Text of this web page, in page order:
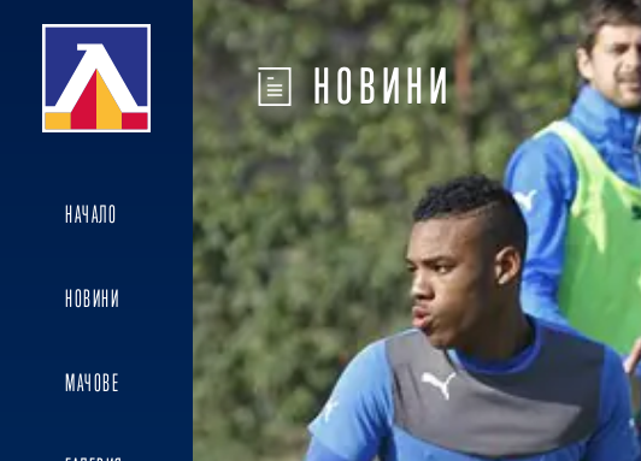
НАЧАЛО
НОВИНИ
МАЧОВЕ
НОВИНИ